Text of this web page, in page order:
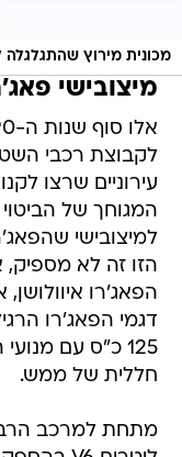
מכונית מירוץ שהתגלגלה
מיצובישי
לקבוצת רכבי
עירוניים שרצו
המגוחך של
למיצובישי
הזו זה לא
הפאג'רו
חללית של ממש.